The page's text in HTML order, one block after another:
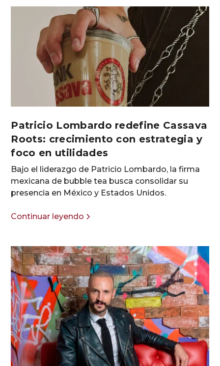
Patricio Lombardo redefine Cassava
Roots: crecimiento con estrategia y
foco en utilidades
Bajo el liderazgo de Patricio Lombardo, la firma
mexicana de bubble tea busca consolidar su
presencia en México y Estados Unidos.
Continuar leyendo